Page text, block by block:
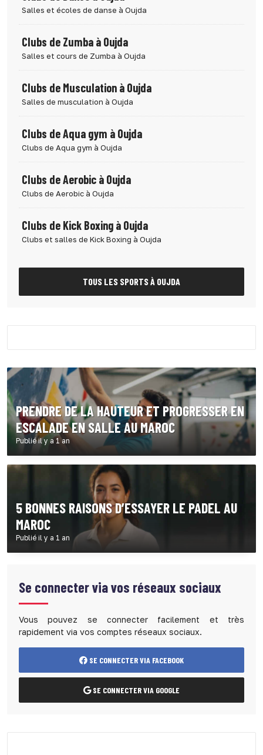
Salles et écoles de danse à Oujda
Clubs de Zumba à Oujda
Salles et cours de Zumba à Oujda
Clubs de Musculation à Oujda
Salles de musculation à Oujda
Clubs de Aqua gym à Oujda
Clubs de Aqua gym à Oujda
Clubs de Aerobic à Oujda
Clubs de Aerobic à Oujda
Clubs de Kick Boxing à Oujda
Clubs et salles de Kick Boxing à Oujda
TOUS LES SPORTS À OUJDA
PRENDRE DE LA HAUTEUR ET PROGRESSER EN
ESCALADE EN SALLE AU MAROC
Publié il y a 1 an
5 BONNES RAISONS D’ESSAYER LE PADEL AU
MAROC
Publié il y a 1 an
Se connecter via vos réseaux sociaux
Vous pouvez se connecter facilement et très
rapidement via vos comptes réseaux sociaux.
SE CONNECTER VIA FACEBOOK
SE CONNECTER VIA GOOGLE